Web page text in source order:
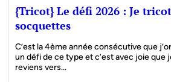
{Tricot} Le défi 2026 : Je
socquettes
C’est la 4ème année consécutive que
un défi de ce type et c’est avec joie que
reviens vers…